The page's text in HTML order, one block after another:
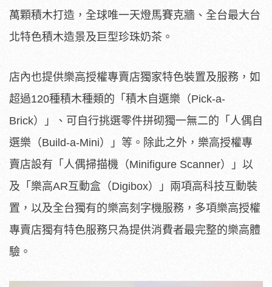
萬顆積木打造，全球唯一天燈馬賽克牆、全台最大台
北特色積木造景及巨型珍珠奶茶。
店內也提供樂高授權專賣店獨家特色裝置及服務，如
超過120種積木種類的「積木自選樂（Pick-a-
Brick）」、可自行挑選零件拼砌獨一無二的「人偶自
選樂（Build-a-Mini）」等。除此之外，樂高授權專
賣店設有「人偶掃描機（Minifigure Scanner）」以
及「樂高AR互動盒（Digibox）」兩項高科技互動裝
置，以及全台獨有的樂高刻字機服務，多項樂高授權
專賣店獨有特色服務只為提供消費者最完整的樂高體
驗。